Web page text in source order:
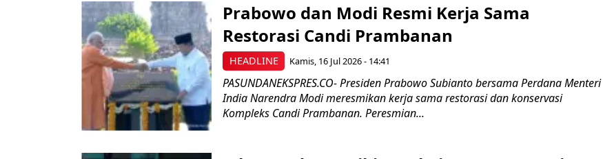
HEADLINE
Prabowo dan Modi Resmi Kerja Sama
Restorasi Candi Prambanan
Kamis, 16 Jul 2026 - 14:41
PASUNDANEKSPRES.CO- Presiden Prabowo Subianto bersama Perdana Menteri
India Narendra Modi meresmikan kerja sama restorasi dan konservasi
Kompleks Candi Prambanan. Peresmian...